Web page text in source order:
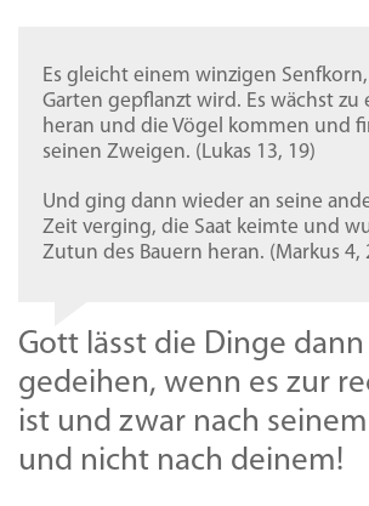
Es gleicht einem winzigen
Garten gepflanzt wird. Es wächst zu
heran und die Vögel kommen und
seinen Zweigen. (Lukas 13, 19)
Und ging dann wieder an seine
Zeit verging, die Saat keimte und
Zutun des Bauern heran. (Markus 4,
Gott lässt die Dinge
gedeihen, wenn es zur
ist und zwar nach
und nicht nach deinem!